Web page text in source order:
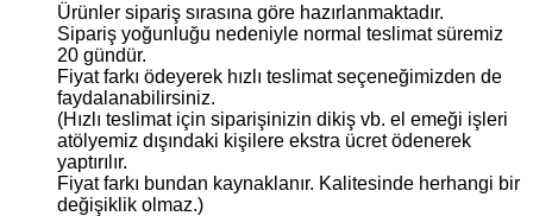
Ürünler sipariş sırasına göre hazırlanmaktadır.
Sipariş yoğunluğu nedeniyle normal teslimat süremiz
20 gündür.
Fiyat farkı ödeyerek hızlı teslimat seçeneğimizden de
faydalanabilirsiniz.
(Hızlı teslimat için siparişinizin dikiş vb. el emeği işleri
atölyemiz dışındaki kişilere ekstra ücret ödenerek
yaptırılır.
Fiyat farkı bundan kaynaklanır. Kalitesinde herhangi bir
değişiklik olmaz.)